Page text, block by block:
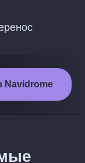
Navidrome